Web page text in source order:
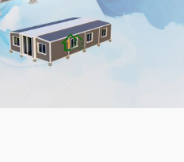
mbshou